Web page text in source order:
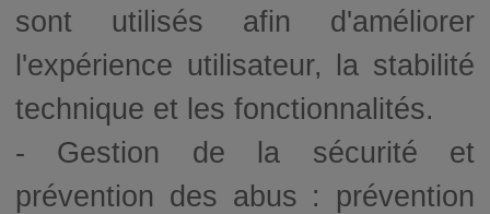
sont utilisés afin d'améliorer
l'expérience utilisateur, la stabilité
technique et les fonctionnalités.
- Gestion de la sécurité et
prévention des abus : prévention